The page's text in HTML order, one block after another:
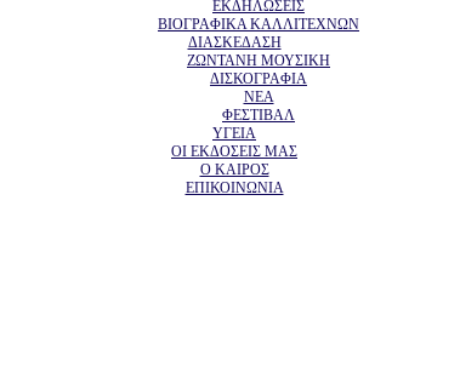
ΕΚΔΗΛΩΣΕΙΣ
ΒΙΟΓΡΑΦΙΚΑ ΚΑΛΛΙΤΕΧΝΩΝ
ΔΙΑΣΚΕΔΑΣΗ
ΖΩΝΤΑΝΗ ΜΟΥΣΙΚΗ
ΔΙΣΚΟΓΡΑΦΙΑ
ΝΕΑ
ΦΕΣΤΙΒΑΛ
ΥΓΕΙΑ
ΟΙ ΕΚΔΟΣΕΙΣ ΜΑΣ
Ο ΚΑΙΡΟΣ
ΕΠΙΚΟΙΝΩΝΙΑ